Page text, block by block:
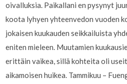
oivalluksia. Paikallani en pysynyt
koota lyhyen yhteenvedon vuoden
jokaisen kuukauden seikkailuista
eniten mieleen. Muutamien
erittäin vaikea, sillä kohteita oli
aikamoisen huikea. Tammikuu –